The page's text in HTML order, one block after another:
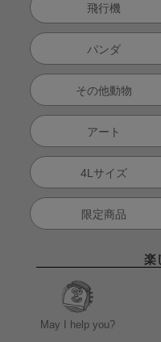
飛行機
パンダ
その他動物
アート
4Lサイズ
限定商品
楽
May I help you?